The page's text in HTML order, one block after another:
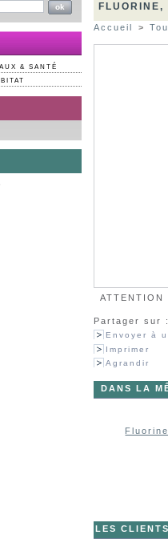
& SANTÉ
FLUORINE,
Accueil >
Partager sur
Envoyer à
Imprimer
Agrandir
DANS LA
LES